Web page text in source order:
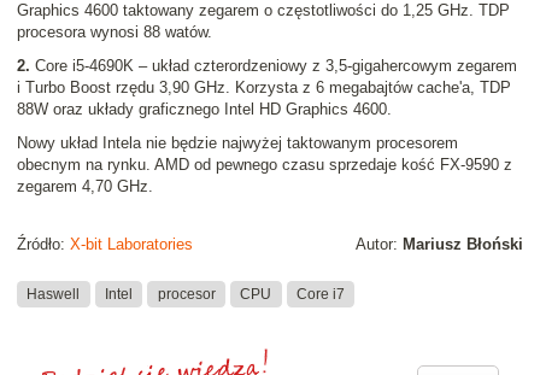
Graphics 4600 taktowany zegarem o częstotliwości do 1,25 GHz. TDP
procesora wynosi 88 watów.
2. Core i5-4690K – układ czterordzeniowy z 3,5-gigahercowym zegarem
i Turbo Boost rzędu 3,90 GHz. Korzysta z 6 megabajtów cache'a, TDP
88W oraz układy graficznego Intel HD Graphics 4600.
Nowy układ Intela nie będzie najwyżej taktowanym procesorem
obecnym na rynku. AMD od pewnego czasu sprzedaje kość FX-9590 z
zegarem 4,70 GHz.
Autor: Mariusz Błoński
Źródło: X-bit Laboratories
Haswell Intel procesor CPU Core i7